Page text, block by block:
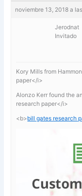
noviembre 13, 2018 a
Jerodnat
Invitado
Kory Mills from
paper</i>
Alonzo Kerr found the
research paper</i>
<b>bill gates research